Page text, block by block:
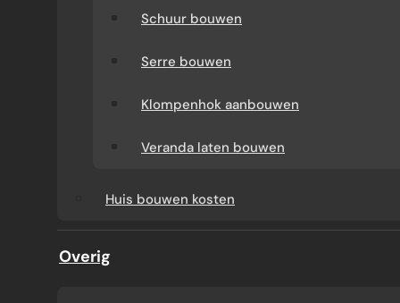
Schuur bouwen
Serre bouwen
Klompenhok aanbouwen
Veranda laten bouwen
Huis bouwen kosten
Overig
KOZIJNEN VERVANGEN
welk materiaal het beste past bij uw
woning? Verbouw Gigant bespreekt vooraf
afmetingen, glaskeuze, montage, subsidies